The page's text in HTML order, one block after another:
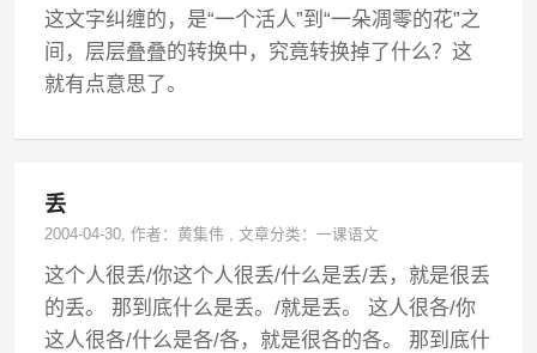
这文字纠缠的，是“一个活人”到“一朵凋零的花”之
间，层层叠叠的转换中，究竟转换掉了什么？这
就有点意思了。
丢
2004-04-30, 作者：黄集伟 ,文章分类：一课语文
这个人很丢/你这个人很丢/什么是丢/丢，就是很丢
的丢。 那到底什么是丢。/就是丢。 这人很各/你
这人很各/什么是各/各，就是很各的各。 那到底什